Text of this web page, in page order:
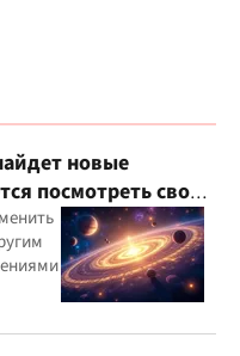
новые
посмотреть свои